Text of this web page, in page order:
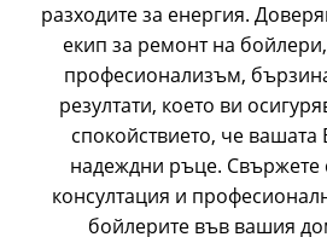
разходите за енергия.
екип за ремонт на
професионализъм,
резултати, което ви
спокойствието, че вашата
надеждни ръце. Свържете
консултация и
бойлерите във вашия